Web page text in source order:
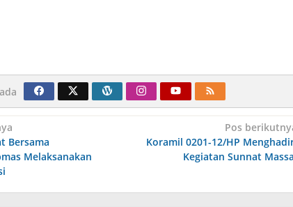
Bersama
Melaksanakan
Pos
Koramil 0201-12/HP
Kegiatan Sunnat